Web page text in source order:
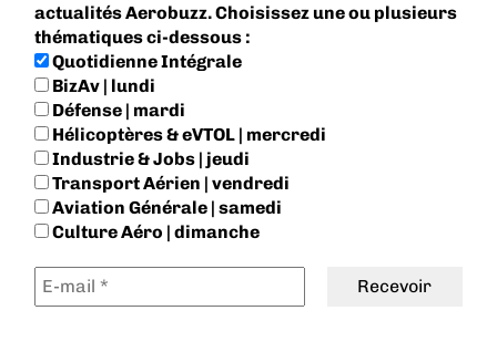
actualités Aerobuzz. Choisissez une ou plusieurs
thématiques ci-dessous :
Quotidienne Intégrale
BizAv | lundi
Défense | mardi
Hélicoptères & eVTOL | mercredi
Industrie & Jobs | jeudi
Transport Aérien | vendredi
Aviation Générale | samedi
Culture Aéro | dimanche